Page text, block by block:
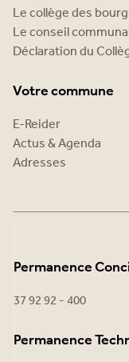
Le collège des
Le conseil
Déclaration du
Votre commune
E-Reider
Actus & Agenda
Adresses
Permanence
37 92 92 - 400
Permanence